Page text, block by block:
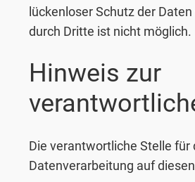
lückenloser Schutz der
durch Dritte ist nicht möglich.
Hinweis zur
Die verantwortliche Stelle für
Datenverarbeitung auf